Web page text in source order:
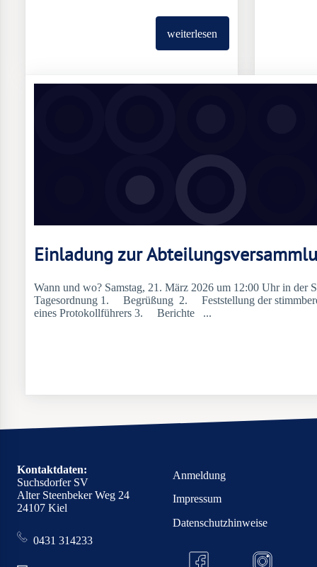
weiterlesen
Einladung zur
Wann und wo? Samstag, 21. März 2026 um 12:00 Uhr in der
Tagesordnung 1. Begrüßung 2. Feststellung der
eines Protokollführers 3. Berichte ...
Kontaktdaten:
Suchsdorfer SV
Alter Steenbeker Weg 24
24107 Kiel
0431 314233
Anmeldung
Impressum
Datenschutzhinweise